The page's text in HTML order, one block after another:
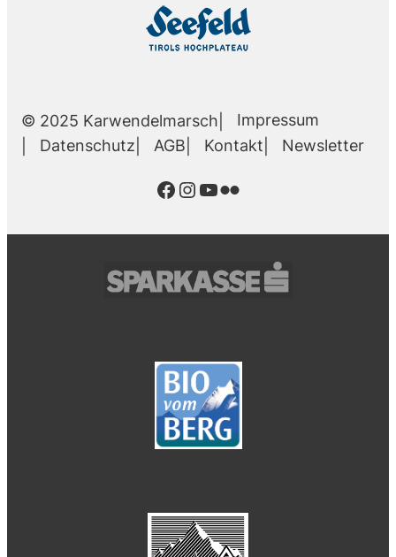
© 2025 Karwendelmarsch
Impressum
Datenschutz
AGB Kontakt Newsletter
Facebook
Instagram
YouTube
Flickr